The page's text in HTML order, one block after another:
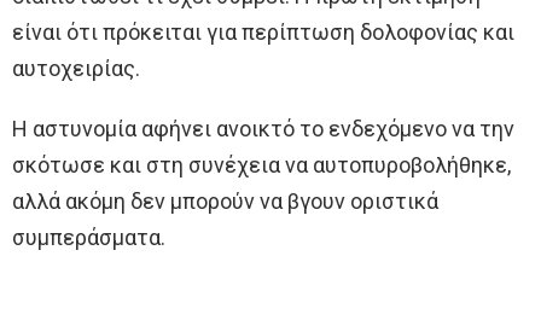
είναι ότι πρόκειται για περίπτωση δολοφονίας και
αυτοχειρίας.
Η αστυνομία αφήνει ανοικτό το ενδεχόμενο να την
σκότωσε και στη συνέχεια να αυτοπυροβολήθηκε,
αλλά ακόμη δεν μπορούν να βγουν οριστικά
συμπεράσματα.